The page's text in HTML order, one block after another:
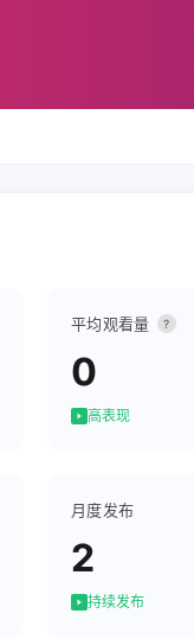
平均观看量 ?
0
高表现
月度发布
2
持续发布